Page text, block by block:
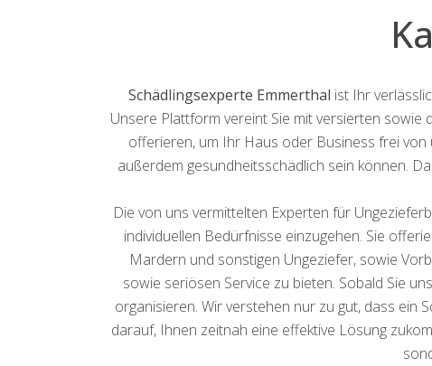
Schädlingsexperte Emmerthal ist Ihr
Unsere Plattform vereint Sie mit versierten sowie
offerieren, um Ihr Haus oder Business frei
außerdem gesundheitsschädlich sein können.
Die von uns vermittelten Experten für
individuellen Bedürfnisse einzugehen. Sie
Mardern und sonstigen Ungeziefer, sowie
sowie seriösen Service zu bieten. Sobald Sie
organisieren. Wir verstehen nur zu gut, dass ein
darauf, Ihnen zeitnah eine effektive Lösung